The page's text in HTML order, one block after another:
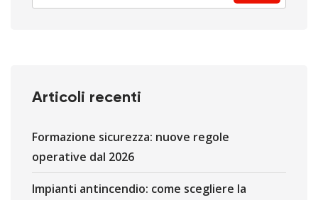
Articoli recenti
Formazione sicurezza: nuove regole
operative dal 2026
Impianti antincendio: come scegliere la